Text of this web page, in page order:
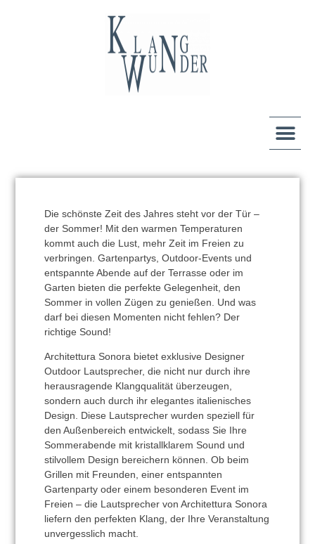
Die schönste Zeit des Jahres steht vor der Tür –
der Sommer! Mit den warmen Temperaturen
kommt auch die Lust, mehr Zeit im Freien zu
verbringen. Gartenpartys, Outdoor-Events und
entspannte Abende auf der Terrasse oder im
Garten bieten die perfekte Gelegenheit, den
Sommer in vollen Zügen zu genießen. Und was
darf bei diesen Momenten nicht fehlen? Der
richtige Sound!
Architettura Sonora bietet exklusive Designer
Outdoor Lautsprecher, die nicht nur durch ihre
herausragende Klangqualität überzeugen,
sondern auch durch ihr elegantes italienisches
Design. Diese Lautsprecher wurden speziell für
den Außenbereich entwickelt, sodass Sie Ihre
Sommerabende mit kristallklarem Sound und
stilvollem Design bereichern können. Ob beim
Grillen mit Freunden, einer entspannten
Gartenparty oder einem besonderen Event im
Freien – die Lautsprecher von Architettura Sonora
liefern den perfekten Klang, der Ihre Veranstaltung
unvergesslich macht.